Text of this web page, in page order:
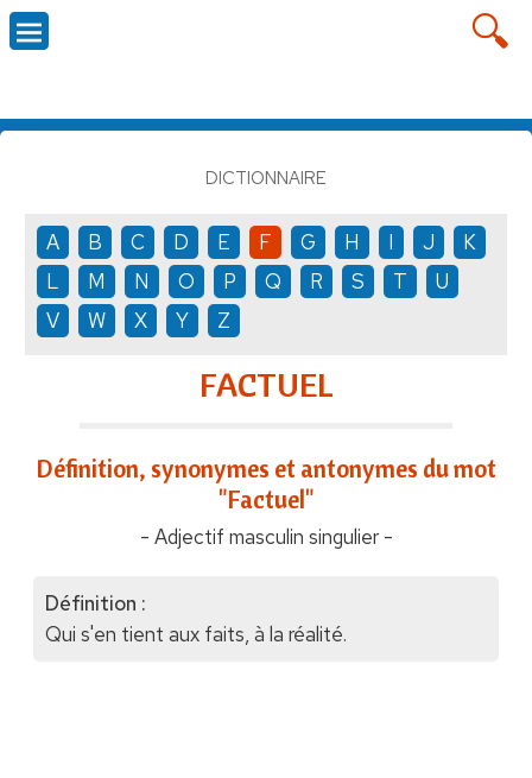
DICTIONNAIRE
A B C D E F G H I J
K
L
M N O P Q R S T
U
V
W X Y Z
FACTUEL
Définition, synonymes et antonymes du mot
"Factuel"
- Adjectif masculin singulier -
Définition :
Qui s'en tient aux faits, à la réalité.